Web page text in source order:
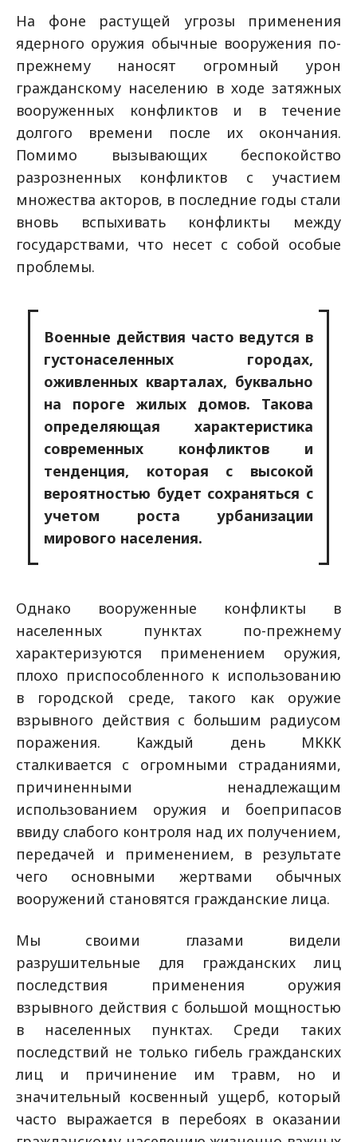
На фоне растущей угрозы применения
ядерного оружия обычные вооружения по-
прежнему наносят огромный урон
гражданскому населению в ходе затяжных
вооруженных конфликтов и в течение
долгого времени после их окончания.
Помимо вызывающих беспокойство
разрозненных конфликтов с участием
множества акторов, в последние годы стали
вновь вспыхивать конфликты между
государствами, что несет с собой особые
проблемы.
Военные действия часто ведутся в
густонаселенных городах,
оживленных кварталах, буквально
на пороге жилых домов. Такова
определяющая характеристика
современных конфликтов и
тенденция, которая с высокой
вероятностью будет сохраняться с
учетом роста урбанизации
мирового населения.
Однако вооруженные конфликты в
населенных пунктах по-прежнему
характеризуются применением оружия,
плохо приспособленного к использованию
в городской среде, такого как оружие
взрывного действия с большим радиусом
поражения. Каждый день МККК
сталкивается с огромными страданиями,
причиненными ненадлежащим
использованием оружия и боеприпасов
ввиду слабого контроля над их получением,
передачей и применением, в результате
чего основными жертвами обычных
вооружений становятся гражданские лица.
Мы своими глазами видели
разрушительные для гражданских лиц
последствия применения оружия
взрывного действия с большой мощностью
в населенных пунктах. Среди таких
последствий не только гибель гражданских
лиц и причинение им травм, но и
значительный косвенный ущерб, который
часто выражается в перебоях в оказании